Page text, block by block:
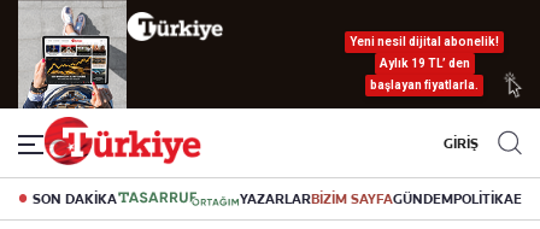
Yeni nesil dijital abonelik!
Aylık 19 TL’ den
başlayan fiyatlarla.
GİRİŞ
SON DAKİKA YAZARLARBİZİM SAYFAGÜNDEMPOLİTİKA